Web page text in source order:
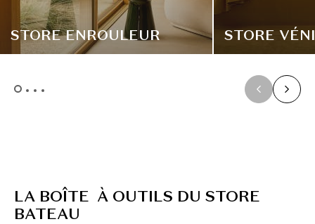
STORE ENROULEUR STORE
LA BOÎTE À OUTILS DU STORE
BATEAU